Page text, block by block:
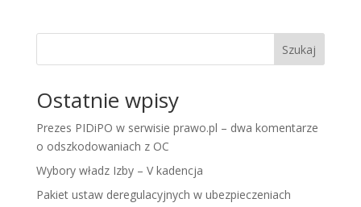
Szukaj
Ostatnie wpisy
Prezes PIDiPO w serwisie prawo.pl – dwa komentarze
o odszkodowaniach z OC
Wybory władz Izby – V kadencja
Pakiet ustaw deregulacyjnych w ubezpieczeniach